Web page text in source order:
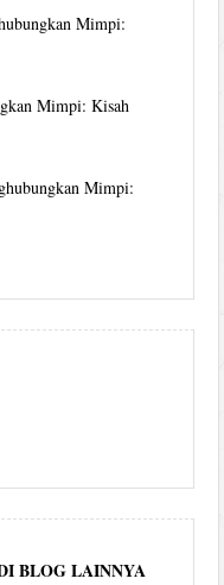
Mimpi:
Mimpi: Kisah
Mimpi:
BLOG LAINNYA